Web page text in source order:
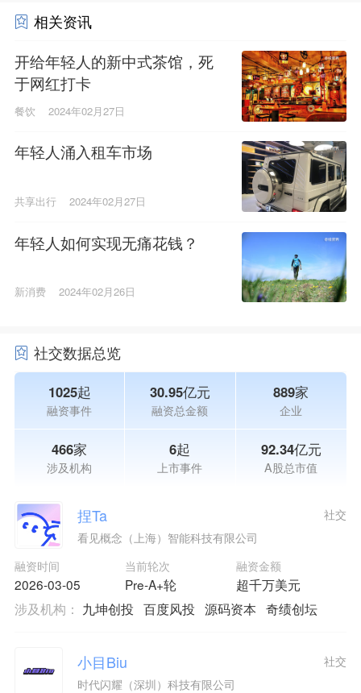
相关资讯
开给年轻人的新中式茶馆，死
于网红打卡
餐饮 2024年02月27日
年轻人涌入租车市场
共享出行 2024年02月27日
年轻人如何实现无痛花钱？
新消费 2024年02月26日
社交数据总览
1025起
融资事件
30.95亿元
融资总金额
889家
企业
466家
涉及机构
6起
上市事件
92.34亿元
A股总市值
捏Ta
看见概念（上海）智能科技有限公司
融资时间
2026-03-05
当前轮次
Pre-A+轮
融资金额
超千万美元
社交
涉及机构： 九坤创投 百度风投 源码资本 奇绩创坛
小目Biu
时代闪耀（深圳）科技有限公司
社交